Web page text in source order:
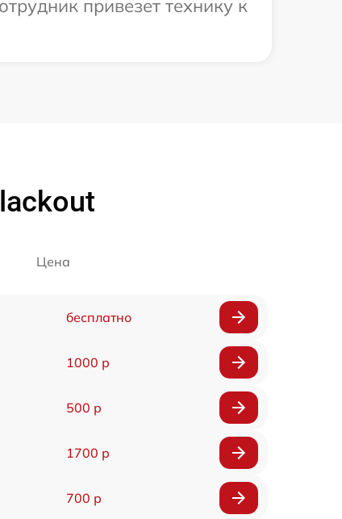
привезет технику к
Цена
бесплатно
1000 р
500 р
1700 р
700 р